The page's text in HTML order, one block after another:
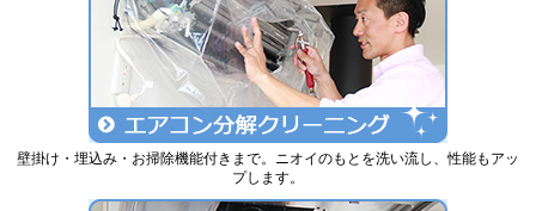
壁掛け・埋込み・お掃除機能付きまで。ニオイのもとを洗い流し、性能もアッ
プします。